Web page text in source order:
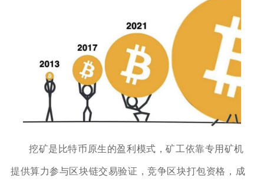
挖矿是比特币原生的盈利模式，矿工依靠专用矿机
提供算力参与区块链交易验证，竞争区块打包资格，成